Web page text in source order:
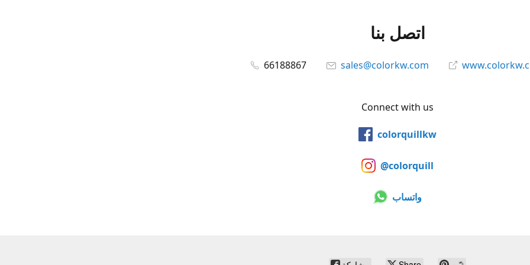
اتصل بنا
66188867 sales@colorkw.com
Connect with us
colorquillkw
@colorquill
واتساب